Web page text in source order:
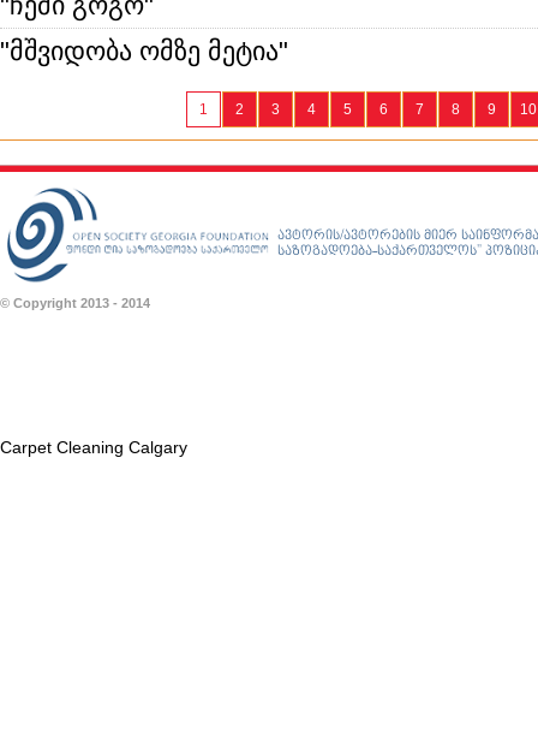
"მშვიდობა ომზე მეტია"
1 2 3 4 5 6 7 8 9 10
ავტორის/ავტორების მიერ
საზოგადოება-საქართველოს”
© Copyright 2013 - 2014
Carpet Cleaning Calgary